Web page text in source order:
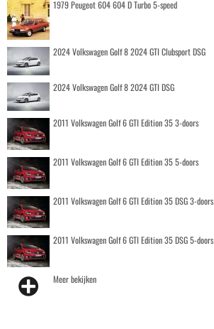
1979 Peugeot 604 604 D Turbo 5-speed
2024 Volkswagen Golf 8 2024 GTI Clubsport DSG
2024 Volkswagen Golf 8 2024 GTI DSG
2011 Volkswagen Golf 6 GTI Edition 35 3-doors
2011 Volkswagen Golf 6 GTI Edition 35 5-doors
2011 Volkswagen Golf 6 GTI Edition 35 DSG 3-doors
2011 Volkswagen Golf 6 GTI Edition 35 DSG 5-doors
Meer bekijken